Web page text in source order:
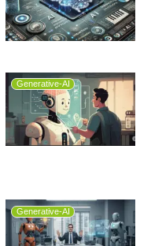
Generative-AI
Generative-AI